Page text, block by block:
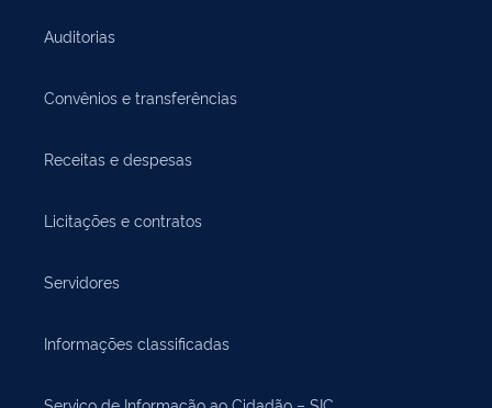
Auditorias
Convênios e transferências
Receitas e despesas
Licitações e contratos
Servidores
Informações classificadas